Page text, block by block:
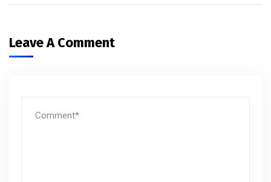
Leave A Comment